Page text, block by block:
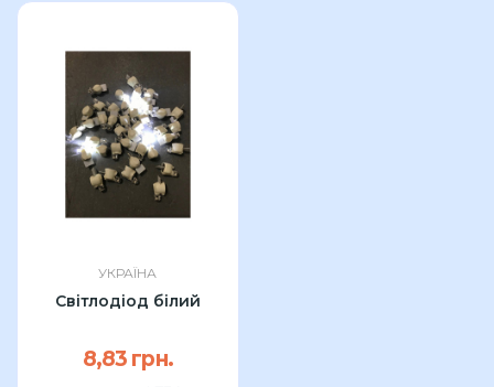
УКРАЇНА
Світлодіод білий
8,83 грн.